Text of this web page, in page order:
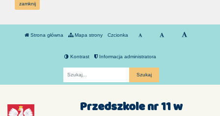
zamknij
Strona główna Mapa strony Czcionka
Kontrast Informacja administratora
Przedszkole nr 11 w